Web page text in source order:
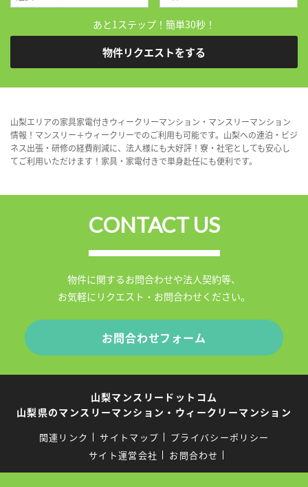
あと1ステップ！簡単30秒！
物件リクエストをする
山梨エリアの家具家電付きウィークリーマンション・マンスリーマンション
情報！マンスリー＋ウィークリーでのご利用も可能です。山梨への連泊・ビジ
ネス出張・研修の経費削減に、法人様にも大好評！寮・社宅としても安心し
てご利用いただけます！家具・家電付きで単身赴任にも便利です。
CONTACT US
物件に関するお問合わせや法人契約等、
お気軽にリクエスト・お問合わせください。
お問合わせフォーム
山梨マンスリードットコム
山梨県のマンスリーマンション・ウィークリーマンション
関連リンク サイトマップ
プライバシーポリシー
サイト運営会社
お問合わせ